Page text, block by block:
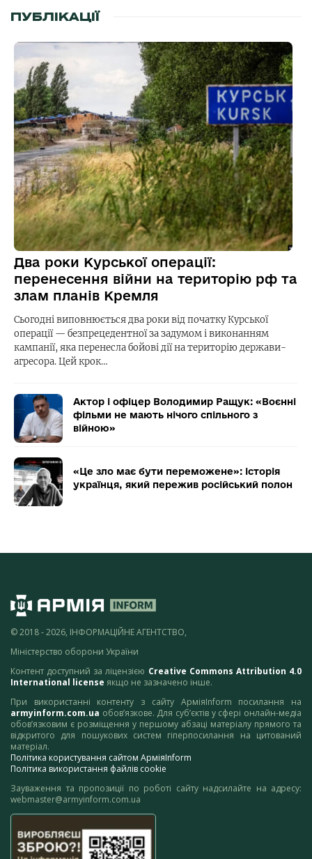
ПУБЛІКАЦІЇ
Два роки Курської операції:
перенесення війни на територію рф та
злам планів Кремля
Сьогодні виповнюється два роки від початку Курської
операції — безпрецедентної за задумом і виконанням
кампанії, яка перенесла бойові дії на територію держави-
агресора. Цей крок…
Актор і офіцер Володимир Ращук: «Воєнні
фільми не мають нічого спільного з
війною»
«Це зло має бути переможене»: історія
українця, який пережив російський полон
© 2018 - 2026, ІНФОРМАЦІЙНЕ АГЕНТСТВО,
Міністерство оборони України
Контент доступний за ліцензією Creative Commons Attribution 4.0
International license якщо не зазначено інше.
При використанні контенту з сайту АрміяInform посилання на
armyinform.com.ua обов’язкове. Для суб’єктів у сфері онлайн-медіа
обов’язковим є розміщення у першому абзаці матеріалу прямого та
відкритого для пошукових систем гіперпосилання на цитований
матеріал.
Політика користування сайтом АрміяInform
Політика використання файлів cookie
Зауваження та пропозиції по роботі сайту надсилайте на адресу:
webmaster@armyinform.com.ua